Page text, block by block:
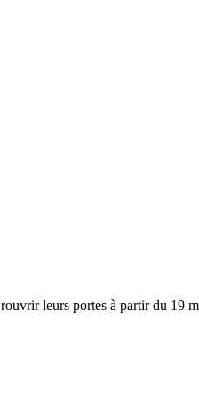
leurs portes à partir du 19